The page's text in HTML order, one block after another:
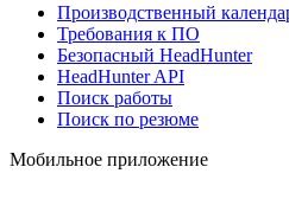
Производственный
Требования к ПО
Безопасный HeadHunter
HeadHunter API
Поиск работы
Поиск по резюме
Мобильное приложение